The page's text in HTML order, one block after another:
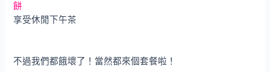
餅
享受休閒下午茶
不過我們都餓壞了！當然都來個套餐啦！